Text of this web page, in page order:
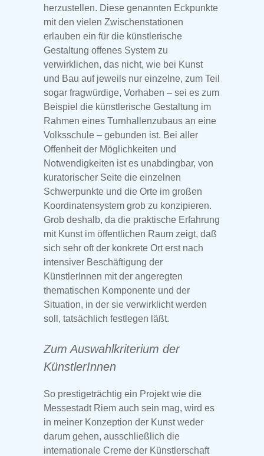
herzustellen. Diese genannten Eckpunkte
mit den vielen Zwischenstationen
erlauben ein für die künstlerische
Gestaltung offenes System zu
verwirklichen, das nicht, wie bei Kunst
und Bau auf jeweils nur einzelne, zum Teil
sogar fragwürdige, Vorhaben – sei es zum
Beispiel die künstlerische Gestaltung im
Rahmen eines Turnhallenzubaus an eine
Volksschule – gebunden ist. Bei aller
Offenheit der Möglichkeiten und
Notwendigkeiten ist es unabdingbar, von
kuratorischer Seite die einzelnen
Schwerpunkte und die Orte im großen
Koordinatensystem grob zu konzipieren.
Grob deshalb, da die praktische Erfahrung
mit Kunst im öffentlichen Raum zeigt, daß
sich sehr oft der konkrete Ort erst nach
intensiver Beschäftigung der
KünstlerInnen mit der angeregten
thematischen Komponente und der
Situation, in der sie verwirklicht werden
soll, tatsächlich festlegen läßt.
Zum Auswahlkriterium der
KünstlerInnen
So prestigeträchtig ein Projekt wie die
Messestadt Riem auch sein mag, wird es
in meiner Konzeption der Kunst weder
darum gehen, ausschließlich die
internationale Creme der Künstlerschaft